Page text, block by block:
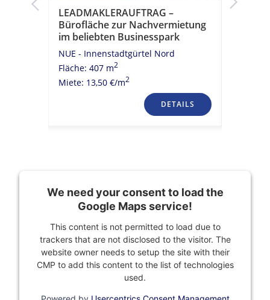
LEADMAKLERAUFTRAG –
Bürofläche zur Nachvermietung
im beliebten Businesspark
NUE - Innenstadtgürtel Nord
Fläche: 407 m2
Miete: 13,50 €/m2
DETAILS
We need your consent to load the
Google Maps service!
This content is not permitted to load due to
trackers that are not disclosed to the visitor. The
website owner needs to setup the site with their
CMP to add this content to the list of technologies
used.